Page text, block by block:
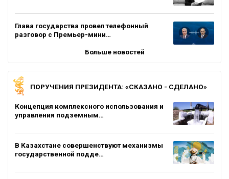
Глава государства провел телефонный
разговор с Премьер-мини…
Больше новостей
ПОРУЧЕНИЯ ПРЕЗИДЕНТА: «СКАЗАНО - СДЕЛАНО»
Концепция комплексного использования и
управления подземным…
В Казахстане совершенствуют механизмы
государственной подде…